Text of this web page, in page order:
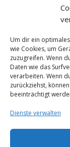
Um dir ein
wie Cookies, um
zuzugreifen. Wenn
Daten wie das
verarbeiten. Wenn
zurückziehst,
beeinträchtigt
Dienste verwalten
24. 11.
gerufen
Krankheit
selbst
« Ältere